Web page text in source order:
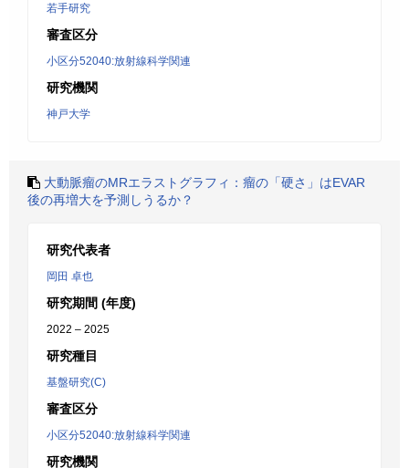
若手研究
審査区分
小区分52040:放射線科学関連
研究機関
神戸大学
大動脈瘤のMRエラストグラフィ：瘤の「硬さ」はEVAR
後の再増大を予測しうるか？
研究代表者
岡田 卓也
研究期間 (年度)
2022 – 2025
研究種目
基盤研究(C)
審査区分
小区分52040:放射線科学関連
研究機関